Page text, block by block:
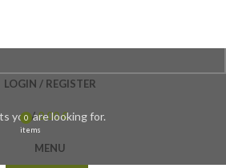
LOGIN / REGISTER
0
items
/ 0,00€
MENU
you are looking for.